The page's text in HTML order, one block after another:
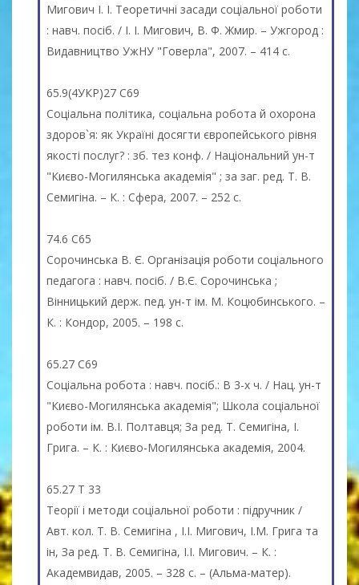
Мигович І. І. Теоретичні засади соціальної роботи
: навч. посіб. / І. І. Мигович, В. Ф. Жмир. – Ужгород :
Видавництво УжНУ "Говерла", 2007. – 414 с.
65.9(4УКР)27 С69
Соціальна політика, соціальна робота й охорона
здоров`я: як Україні досягти європейського рівня
якості послуг? : зб. тез конф. / Національний ун-т
"Києво-Могилянська академія" ; за заг. ред. Т. В.
Семигіна. – К. : Сфера, 2007. – 252 с.
74.6 С65
Сорочинська В. Є. Організація роботи соціального
педагога : навч. посіб. / В.Є. Сорочинська ;
Вінницький держ. пед. ун-т ім. М. Коцюбинського. –
К. : Кондор, 2005. – 198 с.
65.27 С69
Соціальна робота : навч. посіб.: В 3-х ч. / Нац. ун-т
"Києво-Могилянська академія"; Школа соціальної
роботи ім. В.І. Полтавця; За ред. Т. Семигіна, І.
Грига. – К. : Києво-Могилянська академія, 2004.
65.27 Т 33
Теорії і методи соціальної роботи : підручник /
Авт. кол. Т. В. Семигіна , І.І. Мигович, І.М. Грига та
ін, За ред. Т. В. Семигіна, І.І. Мигович. – К. :
Академвидав, 2005. – 328 с. – (Альма-матер).